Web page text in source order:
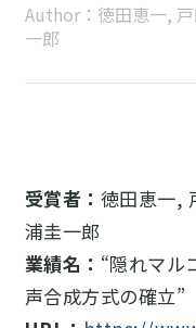
Author：徳田恵一,
一郎
受賞者： 徳田恵一,
浦圭一郎
業績名： “隠れマル
声合成方式の確立”